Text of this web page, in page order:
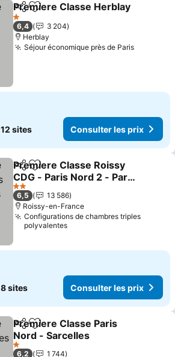
PartagerAjouter à mes favoris
Premiere Classe Herblay
1 Étoiles
6,4
3 204
Herblay
Séjour économique près de Paris
12 sites Consulter les prix
PartagerAjouter à mes favoris
Premiere Classe Roissy
CDG - Paris Nord 2 - Parc
des Expositions
2 Étoiles
6,5
13 586
Roissy-en-France
Configurations de chambres triples
polyvalentes
8 sites Consulter les prix
PartagerAjouter à mes favoris
Premiere Classe Paris
Nord - Sarcelles
1 Étoiles
6,2
1 744